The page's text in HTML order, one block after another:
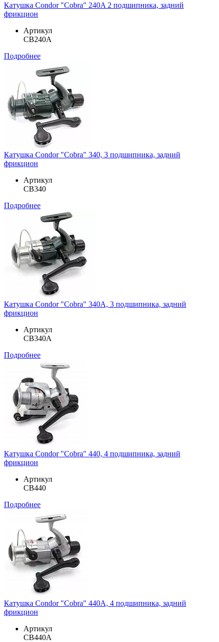
Катушка Condor "Cobra" 240A 2 подшипника, задний
фрикцион
Артикул
CB240A
Подробнее
Катушка Condor "Cobra" 340, 3 подшипника, задний
фрикцион
Артикул
CB340
Подробнее
Катушка Condor "Cobra" 340A, 3 подшипника, задний
фрикцион
Артикул
CB340A
Подробнее
Катушка Condor "Cobra" 440, 4 подшипника, задний
фрикцион
Артикул
CB440
Подробнее
Катушка Condor "Cobra" 440A, 4 подшипника, задний
фрикцион
Артикул
CB440A